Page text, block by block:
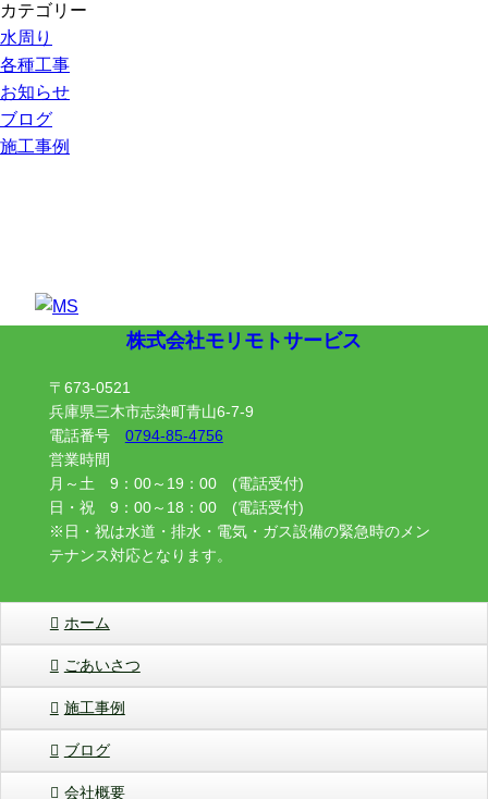
カテゴリー
水周り
各種工事
お知らせ
ブログ
施工事例
株式会社モリモトサービス
〒673-0521
兵庫県三木市志染町青山6-7-9
電話番号 0794-85-4756
営業時間
月～土 9：00～19：00 (電話受付)
日・祝 9：00～18：00 (電話受付)
※日・祝は水道・排水・電気・ガス設備の緊急時のメン
テナンス対応となります。
ホーム
ごあいさつ
施工事例
ブログ
会社概要